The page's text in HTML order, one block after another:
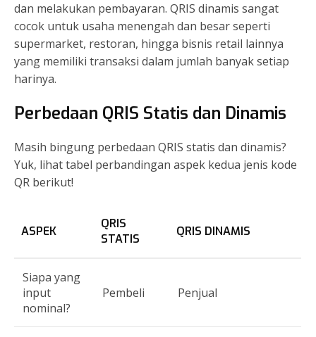
dan melakukan pembayaran. QRIS dinamis sangat
cocok untuk usaha menengah dan besar seperti
supermarket, restoran, hingga bisnis retail lainnya
yang memiliki transaksi dalam jumlah banyak setiap
harinya.
Perbedaan QRIS Statis dan Dinamis
Masih bingung perbedaan QRIS statis dan dinamis?
Yuk, lihat tabel perbandingan aspek kedua jenis kode
QR berikut!
ASPEK
QRIS
STATIS
QRIS DINAMIS
Siapa yang
input
nominal?
Pembeli Penjual